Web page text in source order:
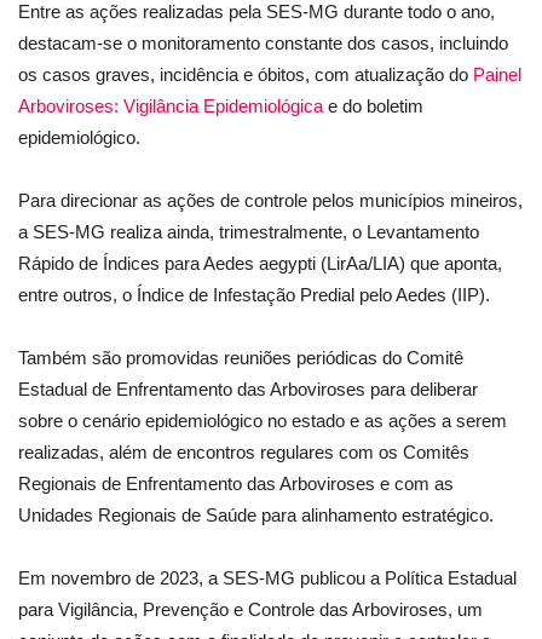
Entre as ações realizadas pela SES-MG durante todo o ano,
destacam-se o monitoramento constante dos casos, incluindo
os casos graves, incidência e óbitos, com atualização do Painel
Arboviroses: Vigilância Epidemiológica e do boletim
epidemiológico.
Para direcionar as ações de controle pelos municípios mineiros,
a SES-MG realiza ainda, trimestralmente, o Levantamento
Rápido de Índices para Aedes aegypti (LirAa/LIA) que aponta,
entre outros, o Índice de Infestação Predial pelo Aedes (IIP).
Também são promovidas reuniões periódicas do Comitê
Estadual de Enfrentamento das Arboviroses para deliberar
sobre o cenário epidemiológico no estado e as ações a serem
realizadas, além de encontros regulares com os Comitês
Regionais de Enfrentamento das Arboviroses e com as
Unidades Regionais de Saúde para alinhamento estratégico.
Em novembro de 2023, a SES-MG publicou a Política Estadual
para Vigilância, Prevenção e Controle das Arboviroses, um